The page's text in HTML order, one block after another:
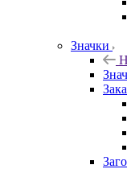
Значки